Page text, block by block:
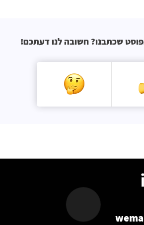
שכתבנו? חשובה לנו דעתכם!